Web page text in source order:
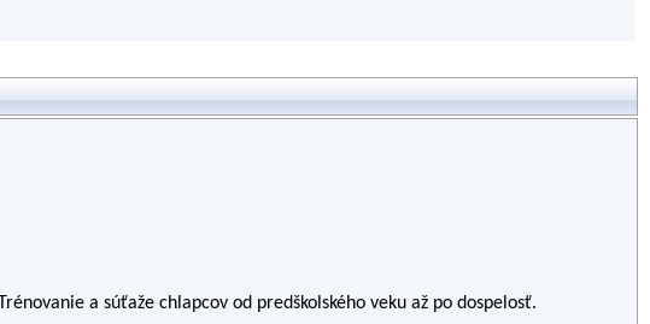
a súťaže chlapcov od predškolského veku až po dospelosť.